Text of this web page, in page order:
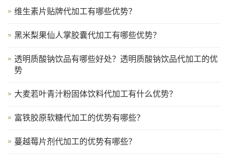
维生素片贴牌代加工有哪些优势？
黑米梨果仙人掌胶囊代加工有哪些优势？
透明质酸钠饮品有哪些好处？透明质酸钠饮品代加工的优
势
大麦若叶青汁粉固体饮料代加工有什么优势？
富铁胶原软糖代加工的优势有哪些？
蔓越莓片剂代加工的优势有哪些？